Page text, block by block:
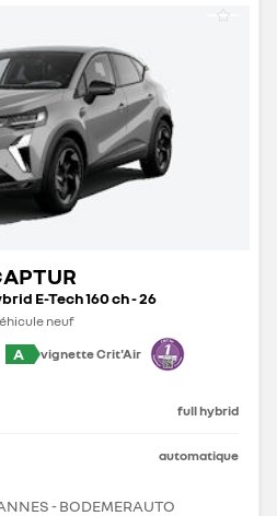
E-Tech 160 ch - 26
neuf
A vignette Crit'Air
full hybrid
automatique
- BODEMERAUTO